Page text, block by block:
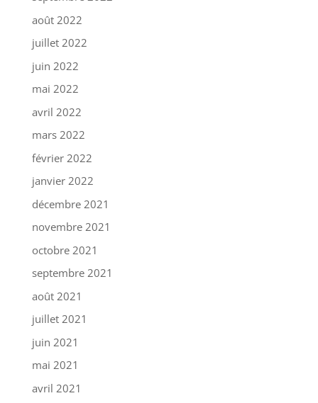
août 2022
juillet 2022
juin 2022
mai 2022
avril 2022
mars 2022
février 2022
janvier 2022
décembre 2021
novembre 2021
octobre 2021
septembre 2021
août 2021
juillet 2021
juin 2021
mai 2021
avril 2021